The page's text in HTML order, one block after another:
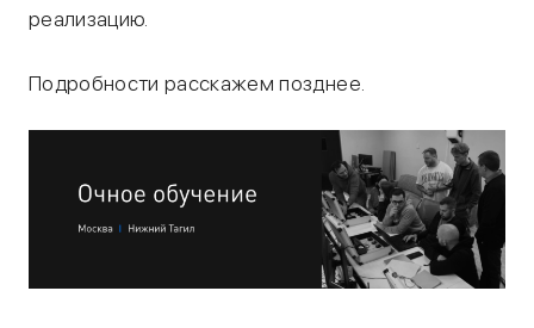
реализацию.
Подробности расскажем позднее.